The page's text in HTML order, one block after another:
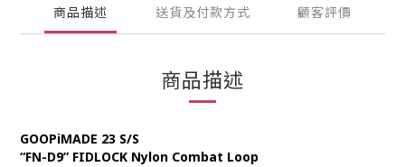
商品描述 送貨及付款方式 顧客評價
商品描述
GOOPiMADE 23 S/S
“FN-D9” FIDLOCK Nylon Combat Loop